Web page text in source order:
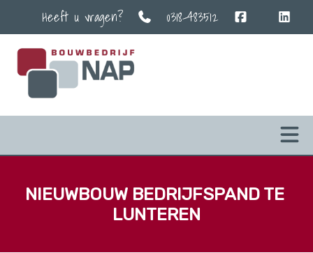
Heeft u vragen? 0318-483512
NIEUWBOUW BEDRIJFSPAND TE
LUNTEREN